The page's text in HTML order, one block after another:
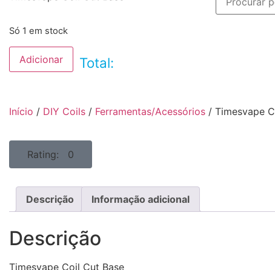
Só 1 em stock
Adicionar Total:
Início / DIY Coils / Ferramentas/Acessórios / Timesvape
Rating: 0
Descrição Informação adicional
Descrição
Timesvape Coil Cut Base